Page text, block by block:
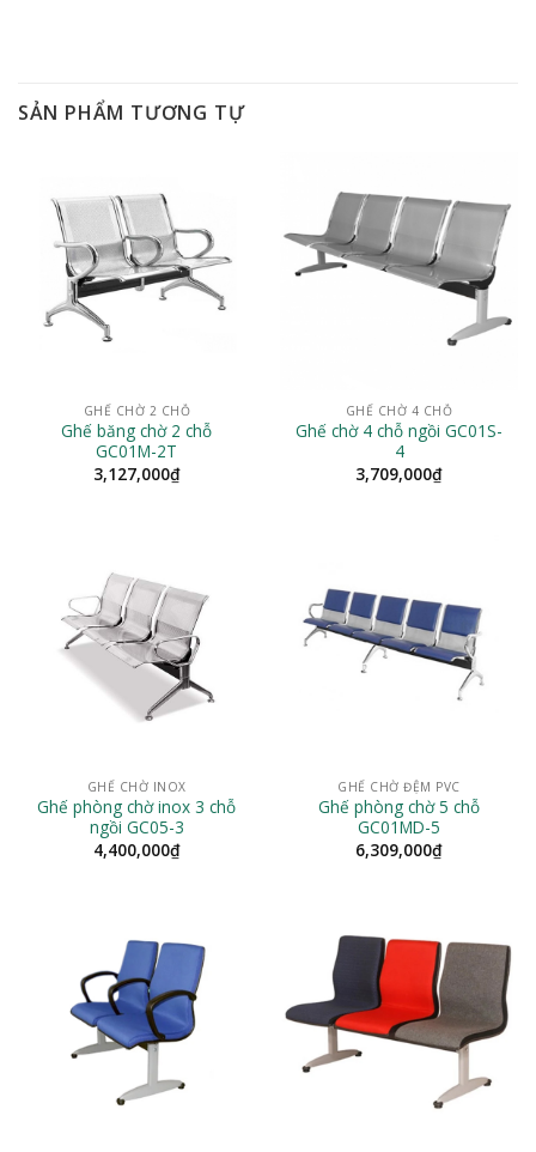
SẢN PHẨM TƯƠNG TỰ
GHẾ CHỜ 2 CHỖ
Ghế băng chờ 2 chỗ
GC01M-2T
3,127,000₫
GHẾ CHỜ 4 CHỖ
Ghế chờ 4 chỗ ngồi GC01S-
4
3,709,000₫
GHẾ CHỜ INOX
Ghế phòng chờ inox 3 chỗ
ngồi GC05-3
4,400,000₫
GHẾ CHỜ ĐỆM PVC
Ghế phòng chờ 5 chỗ
GC01MD-5
6,309,000₫